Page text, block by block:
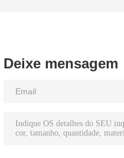
Deixe mensagem